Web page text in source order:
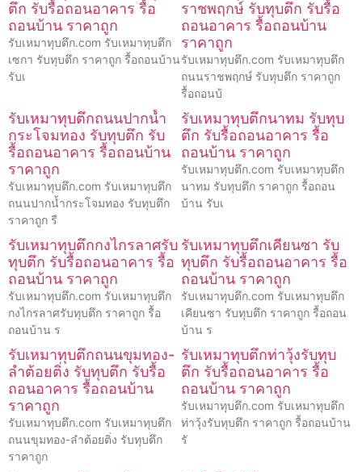
ตึก รับรื้อถอนอาคาร รื้อ
ถอนบ้าน ราคาถูก
รับเหมาทุบตึก.com รับเหมาทุบตึก
เซกา รับทุบตึก ราคาถูก รื้อถอนบ้าน
รับเ
ราชพฤกษ์ รับทุบตึก รับรื้อ
ถอนอาคาร รื้อถอนบ้าน
ราคาถูก
รับเหมาทุบตึก.com รับเหมาทุบตึก
ถนนราชพฤกษ์ รับทุบตึก ราคาถูก
รื้อถอนบ้
รับเหมาทุบตึกถนนปากน้ำ
กระโจมทอง รับทุบตึก รับ
รื้อถอนอาคาร รื้อถอนบ้าน
ราคาถูก
รับเหมาทุบตึก.com รับเหมาทุบตึก
ถนนปากน้ำกระโจมทอง รับทุบตึก
ราคาถูก รื
รับเหมาทุบตึกนาทม รับทุบ
ตึก รับรื้อถอนอาคาร รื้อ
ถอนบ้าน ราคาถูก
รับเหมาทุบตึก.com รับเหมาทุบตึก
นาทม รับทุบตึก ราคาถูก รื้อถอน
บ้าน รับเ
รับเหมาทุบตึกกงไกรลาศรับ
ทุบตึก รับรื้อถอนอาคาร รื้อ
ถอนบ้าน ราคาถูก
รับเหมาทุบตึก.com รับเหมาทุบตึก
กงไกรลาศรับทุบตึก ราคาถูก รื้อ
ถอนบ้าน ร
รับเหมาทุบตึกเคียนซา รับ
ทุบตึก รับรื้อถอนอาคาร รื้อ
ถอนบ้าน ราคาถูก
รับเหมาทุบตึก.com รับเหมาทุบตึก
เคียนซา รับทุบตึก ราคาถูก รื้อถอน
บ้าน ร
รับเหมาทุบตึกถนนขุมทอง-
ลำต้อยติ่ง รับทุบตึก รับรื้อ
ถอนอาคาร รื้อถอนบ้าน
ราคาถูก
รับเหมาทุบตึก.com รับเหมาทุบตึก
ถนนขุมทอง-ลำต้อยติ่ง รับทุบตึก
ราคาถูก
รับเหมาทุบตึกท่าวุ้งรับทุบ
ตึก รับรื้อถอนอาคาร รื้อ
ถอนบ้าน ราคาถูก
รับเหมาทุบตึก.com รับเหมาทุบตึก
ท่าวุ้งรับทุบตึก ราคาถูก รื้อถอนบ้าน
รั